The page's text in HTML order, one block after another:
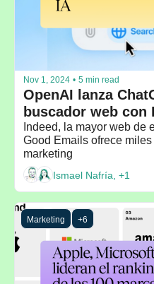
Nov 1, 2024 • 5 min read
OpenAI lanza
buscador web con
Indeed, la mayor web de
Good Emails ofrece
marketing
Ismael Nafría, +1
Marketing +6